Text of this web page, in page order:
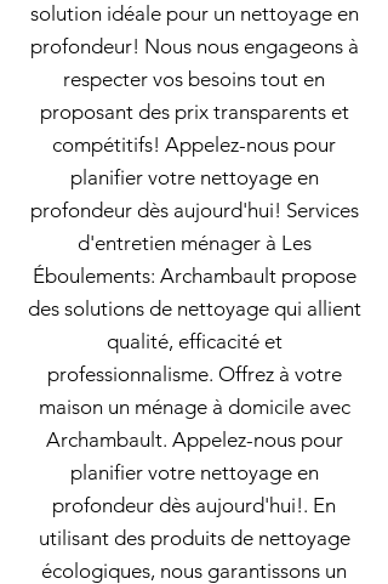
solution idéale pour un nettoyage en
profondeur! Nous nous engageons à
respecter vos besoins tout en
proposant des prix transparents et
compétitifs! Appelez-nous pour
planifier votre nettoyage en
profondeur dès aujourd'hui! Services
d'entretien ménager à Les
Éboulements: Archambault propose
des solutions de nettoyage qui allient
qualité, efficacité et
professionnalisme. Offrez à votre
maison un ménage à domicile avec
Archambault. Appelez-nous pour
planifier votre nettoyage en
profondeur dès aujourd'hui!. En
utilisant des produits de nettoyage
écologiques, nous garantissons un